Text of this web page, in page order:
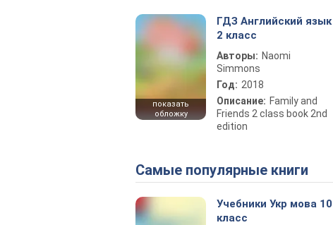
показать
обложку
ГДЗ Английский язык
2 класс
Авторы: Naomi
Simmons
Год: 2018
Описание: Family and
Friends 2 class book 2nd
edition
Самые популярные книги
Учебники Укр мова 10
класс